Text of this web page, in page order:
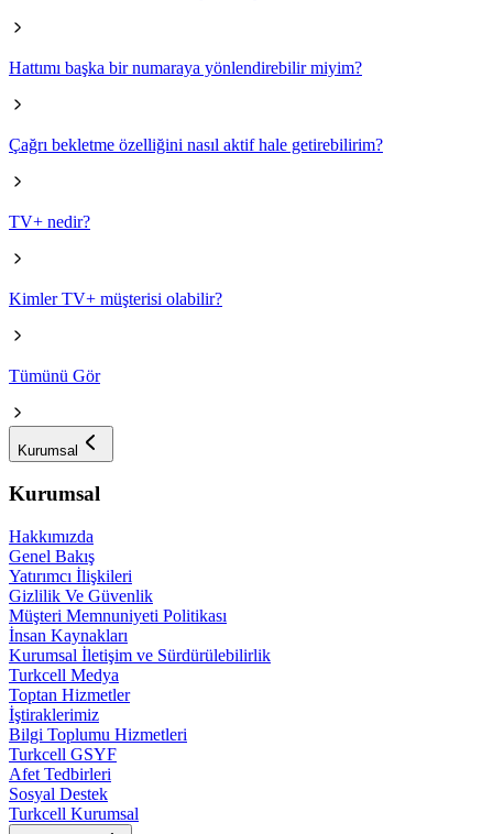
Hattımı başka bir numaraya yönlendirebilir miyim?
Çağrı bekletme özelliğini nasıl aktif hale getirebilirim?
TV+ nedir?
Kimler TV+ müşterisi olabilir?
Tümünü Gör
Kurumsal
Kurumsal
Hakkımızda
Genel Bakış
Yatırımcı İlişkileri
Gizlilik Ve Güvenlik
Müşteri Memnuniyeti Politikası
İnsan Kaynakları
Kurumsal İletişim ve Sürdürülebilirlik
Turkcell Medya
Toptan Hizmetler
İştiraklerimiz
Bilgi Toplumu Hizmetleri
Turkcell GSYF
Afet Tedbirleri
Sosyal Destek
Turkcell Kurumsal